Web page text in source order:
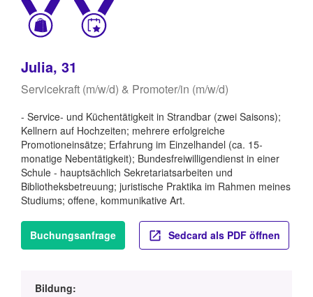
Julia, 31
Servicekraft (m/w/d) & Promoter/in (m/w/d)
- Service- und Küchentätigkeit in Strandbar (zwei Saisons);
Kellnern auf Hochzeiten; mehrere erfolgreiche
Promotioneinsätze; Erfahrung im Einzelhandel (ca. 15-
monatige Nebentätigkeit); Bundesfreiwilligendienst in einer
Schule - hauptsächlich Sekretariatsarbeiten und
Bibliotheksbetreuung; juristische Praktika im Rahmen meines
Studiums; offene, kommunikative Art.
Buchungsanfrage Sedcard als PDF öffnen
Bildung: